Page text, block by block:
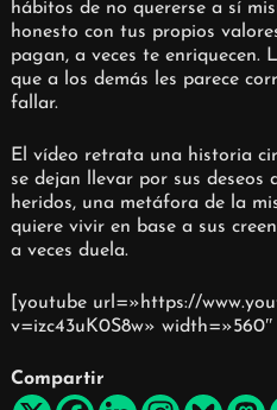
hábitos de no quererse a sí
honesto con tus propios
pagan, a veces te enriquecen.
que a los demás les parece
fallar.
El vídeo retrata una historia
se dejan llevar por sus deseos
heridos, una metáfora de la
quiere vivir en base a sus
a veces duela.
[youtube url=»https://
v=izc43uK0S8w» width=»560″
Compartir